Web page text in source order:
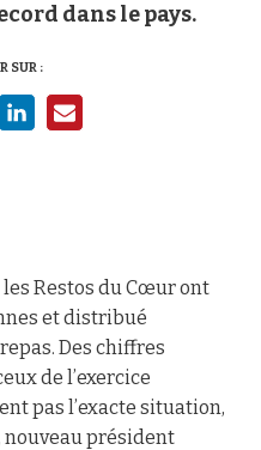
dans le pays.
SUR :
les Restos du Cœur ont
et distribué
Des chiffres
de l’exercice
pas l’exacte situation,
nouveau président